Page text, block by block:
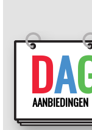
DA
AANBIEDINGEN